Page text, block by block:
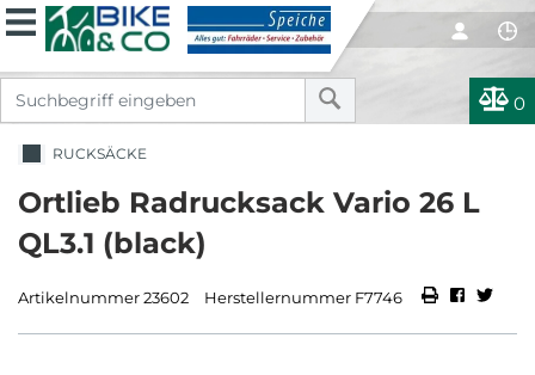
0
RUCKSÄCKE
Ortlieb Radrucksack Vario 26 L
QL3.1 (black)
Artikelnummer 23602 Herstellernummer F7746